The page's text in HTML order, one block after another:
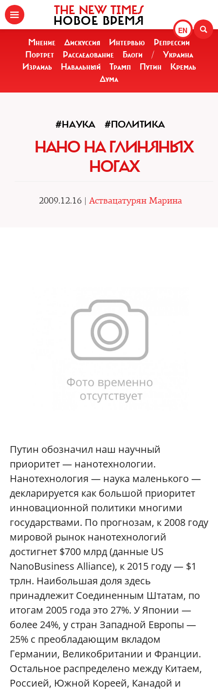
EN
THE NEW TIMES
НОВОЕ ВРЕМЯ
Мнение Дискуссия Интервью
Репрессии
Портрет
Расследование Блоги /
Украина
Израиль
Навальный Трамп Путин
Кремль
Дума
#НАУКА #ПОЛИТИКА
НАНО НА ГЛИНЯНЫХ
НОГАХ
2009.12.16 | Аствацатурян Марина
Путин обозначил наш научный
приоритет — нанотехнологии.
Нанотехнология — наука маленького —
декларируется как большой приоритет
инновационной политики многими
государствами. По прогнозам, к 2008 году
мировой рынок нанотехнологий
достигнет $700 млрд (данные US
NanoBusiness Alliance), к 2015 году — $1
трлн. Наибольшая доля здесь
принадлежит Соединенным Штатам, по
итогам 2005 года это 27%. У Японии —
более 24%, у стран Западной Европы —
25% с преобладающим вкладом
Германии, Великобритании и Франции.
Остальное распределено между Китаем,
Россией, Южной Кореей, Канадой и